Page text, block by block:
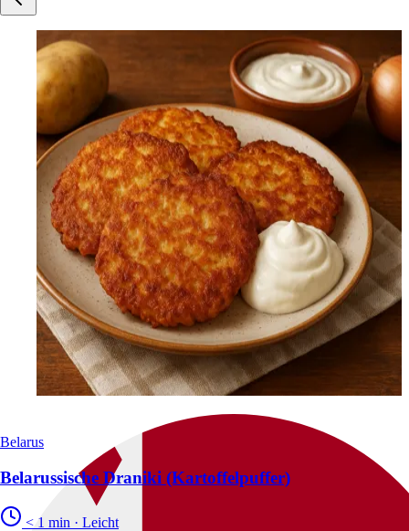
Belarus
Belarussische Draniki (Kartoffelpuffer)
< 1 min · Leicht